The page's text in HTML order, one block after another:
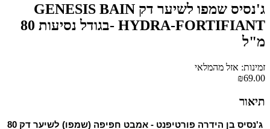
ג'נסיס שמפו לשיער דק GENESIS BAIN
HYDRA-FORTIFIANT -בגודל נסיעות 80
מ"ל
זמינות: אזל מהמלאי
₪69.00
תיאור
ג'נסיס בן הידרה פורטיפנט - אמבט חפיפה (שמפו) לשיער דק 80